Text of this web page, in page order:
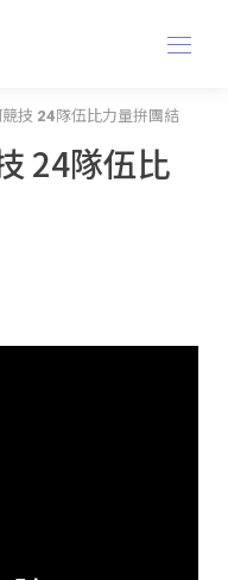
技 24隊伍比力量拚團結
24隊伍比